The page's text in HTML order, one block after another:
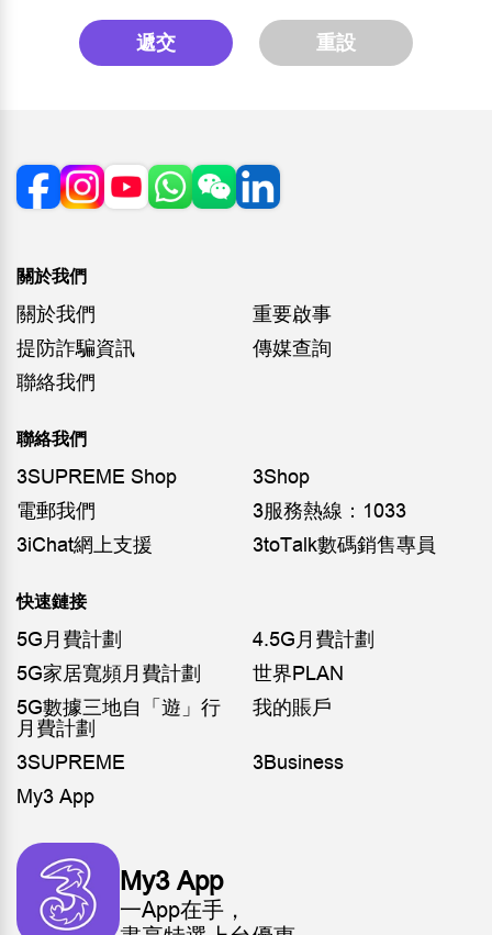
遞交 重設
關於我們
關於我們
重要啟事
提防詐騙資訊
傳媒查詢
聯絡我們
聯絡我們
3SUPREME Shop
3Shop
電郵我們
3服務熱線：1033
3iChat網上支援
3toTalk數碼銷售專員
快速鏈接
5G月費計劃
4.5G月費計劃
5G家居寬頻月費計劃
世界PLAN
5G數據三地自「遊」行
月費計劃
我的賬戶
3SUPREME
3Business
My3 App
My3 App
一App在手，